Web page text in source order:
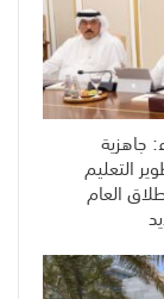
جاهزية
التعليم
العام